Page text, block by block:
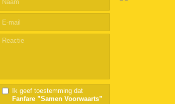
Ik geef toestemming dat
Fanfare ”Samen Voorwaarts”